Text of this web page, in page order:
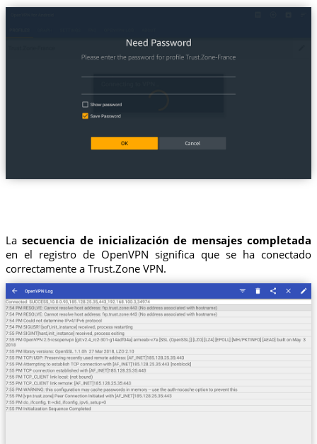
La secuencia de inicialización de mensajes completada
en el registro de OpenVPN significa que se ha conectado
correctamente a Trust.Zone VPN.